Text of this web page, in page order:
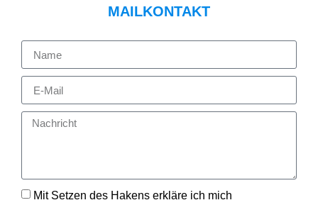
MAILKONTAKT
Mit Setzen des Hakens erkläre ich mich